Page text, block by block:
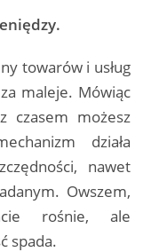
towarów i usług
maleje. Mówiąc
czasem możesz
działa
nawet
Owszem,
rośnie, ale
spada.